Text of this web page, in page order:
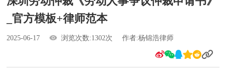
_官方模板+律师范本
2025-06-17 浏览次数:1302次 作者:杨锦浩律师